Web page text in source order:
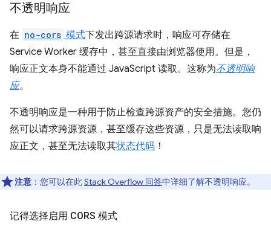
不透明响应
在 no-cors 模式下发出跨源请求时，响应可存储在
Service Worker 缓存中，甚至直接由浏览器使用。但是，
响应正文本身不能通过 JavaScript 读取。这称为不透明响
应。
不透明响应是一种用于防止检查跨源资产的安全措施。您仍
然可以请求跨源资源，甚至缓存这些资源，只是无法读取响
应正文，甚至无法读取其状态代码 ！
注意 ：您可以在此Stack Overflow 问答中详细了解不透明响应。
记得选择启用 CORS 模式